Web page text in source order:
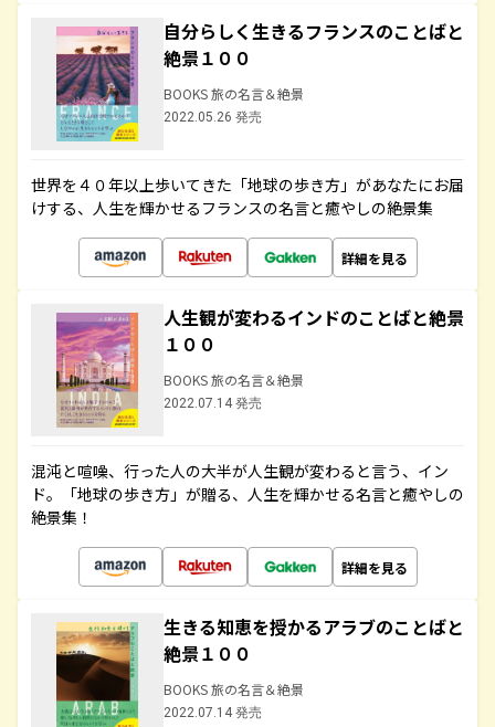
自分らしく生きるフランスのことばと
絶景１００
BOOKS 旅の名言＆絶景
2022.05.26 発売
世界を４０年以上歩いてきた「地球の歩き方」があなたにお届
けする、人生を輝かせるフランスの名言と癒やしの絶景集
詳細を見る
人生観が変わるインドのことばと絶景
１００
BOOKS 旅の名言＆絶景
2022.07.14 発売
混沌と喧噪、行った人の大半が人生観が変わると言う、イン
ド。「地球の歩き方」が贈る、人生を輝かせる名言と癒やしの
絶景集！
詳細を見る
生きる知恵を授かるアラブのことばと
絶景１００
BOOKS 旅の名言＆絶景
2022.07.14 発売